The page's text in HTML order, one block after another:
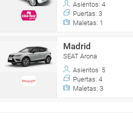
Asientos: 4
Puertas: 3
Maletas: 1
Madrid
SEAT Arona
Asientos: 5
Puertas: 4
Maletas: 3